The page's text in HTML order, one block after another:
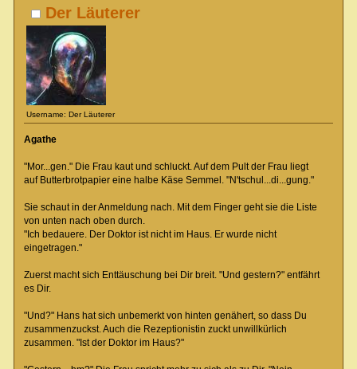
Der Läuterer
Username: Der Läuterer
Agathe
"Mor...gen." Die Frau kaut und schluckt. Auf dem Pult der Frau liegt
auf Butterbrotpapier eine halbe Käse Semmel. "N'tschul...di...gung."
Sie schaut in der Anmeldung nach. Mit dem Finger geht sie die Liste
von unten nach oben durch.
"Ich bedauere. Der Doktor ist nicht im Haus. Er wurde nicht
eingetragen."
Zuerst macht sich Enttäuschung bei Dir breit. "Und gestern?" entfährt
es Dir.
"Und?" Hans hat sich unbemerkt von hinten genähert, so dass Du
zusammenzuckst. Auch die Rezeptionistin zuckt unwillkürlich
zusammen. "Ist der Doktor im Haus?"